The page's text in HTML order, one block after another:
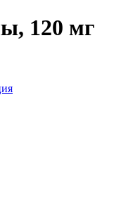
120 мг